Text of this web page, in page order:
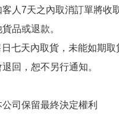
人7天之內取消訂單將收
品或退款。
七天內取貨，未能如期取
回，恕不另行通知。